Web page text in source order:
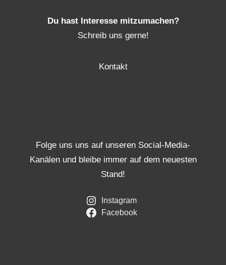
Du hast Interesse mitzumachen?
Schreib uns gerne!
Kontakt
Folge uns uns auf unseren Social-Media-
Kanälen und bleibe immer auf dem neuesten
Stand!
Instagram
Facebook